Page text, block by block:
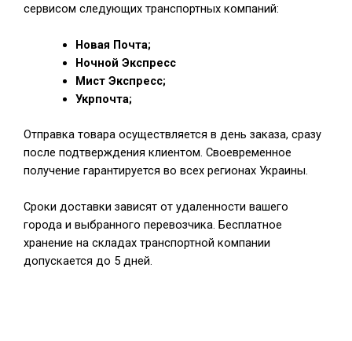
сервисом следующих транспортных компаний:
Новая Почта;
Ночной Экспресс
Мист Экспресс;
Укрпочта;
Отправка товара осуществляется в день заказа, сразу
после подтверждения клиентом. Своевременное
получение гарантируется во всех регионах Украины.
Сроки доставки зависят от удаленности вашего
города и выбранного перевозчика. Бесплатное
хранение на складах транспортной компании
допускается до 5 дней.